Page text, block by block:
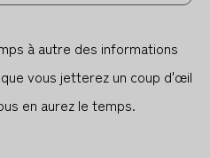
à autre des informations
vous jetterez un coup d'œil
en aurez le temps.